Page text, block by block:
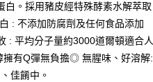
。採用豬皮經特殊酵素水解萃取
: 不添加防腐劑及任何食品添加
: 平均分子量約3000道爾頓適合人
有Q彈無負擔◎ 無腥味、好溶解:
佳餚中。